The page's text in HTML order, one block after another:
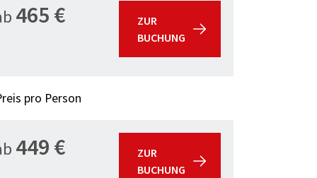
465 €
ZUR
BUCHUNG
pro Person
449 €
ZUR
BUCHUNG